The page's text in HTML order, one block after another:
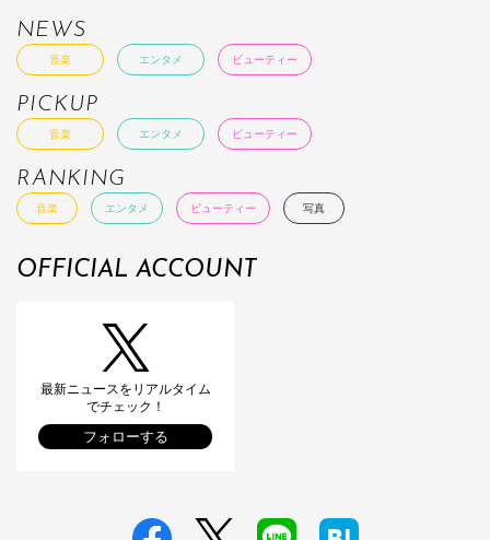
NEWS
音楽 エンタメ ビューティー
PICKUP
音楽 エンタメ ビューティー
RANKING
音楽 エンタメ ビューティー 写真
OFFICIAL ACCOUNT
最新ニュースをリアルタイム
でチェック！
フォローする